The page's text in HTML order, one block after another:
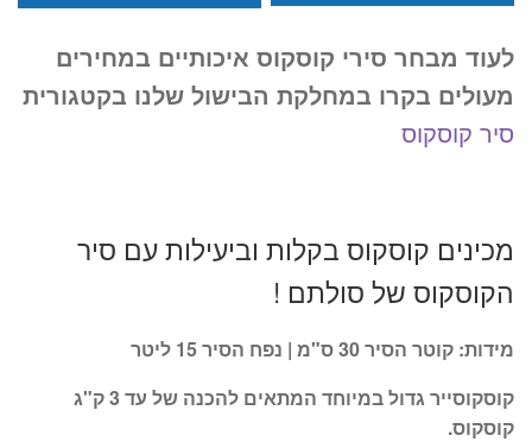
לעוד מבחר סירי קוסקוס איכותיים במחירים
מעולים בקרו במחלקת הבישול שלנו בקטגורית
סיר קוסקוס
מכינים קוסקוס בקלות וביעילות עם סיר
הקוסקוס של סולתם !
מידות: קוטר הסיר 30 ס"מ | נפח הסיר 15 ליטר
קוסקוסייר גדול במיוחד המתאים להכנה של עד 3 ק"ג
קוסקוס.